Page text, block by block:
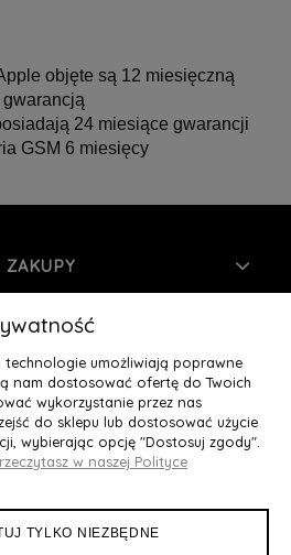
objęte są 12 miesięczną
gwarancją
24 miesiące gwarancji
GSM 6 miesięcy
ZAKUPY
KONTO
O NAS
technologie umożliwiają poprawne
nam dostosować ofertę do Twoich
wykorzystanie przez nas
do sklepu lub dostosować użycie
wybierając opcję "Dostosuj zgody".
w naszej Polityce
TYLKO NIEZBĘDNE